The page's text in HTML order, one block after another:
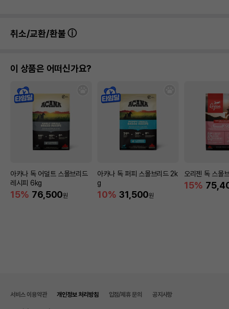
취소/교환/환불
이 상품은 어떠신가요?
아카나 독 어덜트 스몰브리드
레시피 6kg
15% 76,500원
아카나 독 퍼피 스몰브리드 2k
g
10% 31,500원
오리젠 독 스몰
15%
서비스 이용약관 개인정보 처리방침 입점/제휴 문의 공지사항